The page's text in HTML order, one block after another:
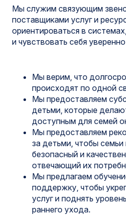
Мы служим связующим
поставщиками услуг и
ориентироваться в
и чувствовать себя
Мы верим, что
происходят по одной
Мы предоставляем
детьми, которые
доступным для семей
Мы предоставляем
за детьми, чтобы семьи
безопасный и
отвечающий их
Мы предлагаем
поддержку, чтобы
услуг и поднять
раннего ухода.